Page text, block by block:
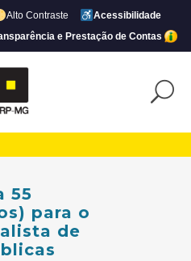
Alto Contraste
Acessibilidade
e Prestação de Contas
55
para o
de